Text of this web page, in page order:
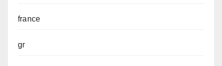
france
gr